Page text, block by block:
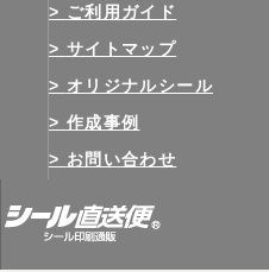
ご利用ガイド
サイトマップ
オリジナルシール
作成事例
お問い合わせ